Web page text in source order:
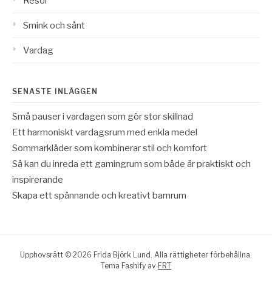
Smink och sånt
Vardag
SENASTE INLÄGGEN
Små pauser i vardagen som gör stor skillnad
Ett harmoniskt vardagsrum med enkla medel
Sommarkläder som kombinerar stil och komfort
Så kan du inreda ett gamingrum som både är praktiskt och
inspirerande
Skapa ett spännande och kreativt barnrum
Upphovsrätt © 2026 Frida Björk Lund. Alla rättigheter förbehållna.
Tema Fashify av FRT